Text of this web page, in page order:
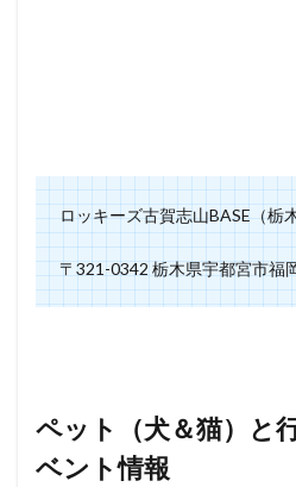
ロッキーズ古賀志山BASE（栃
〒321-0342 栃木県宇都宮市福
ペット（犬＆猫）と
ベント情報